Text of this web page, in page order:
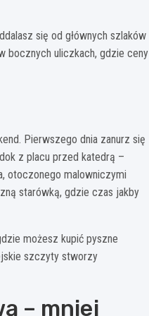
się od głównych szlaków
bocznych uliczkach, gdzie ceny
Pierwszego dnia zanurz się
z placu przed katedrą –
otoczonego malowniczymi
starówką, gdzie czas jakby
możesz kupić pyszne
szczyty stworzy
– mniej